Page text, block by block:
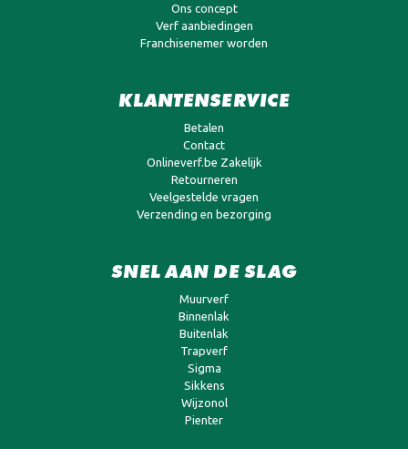
Ons concept
Verf aanbiedingen
Franchisenemer worden
KLANTENSERVICE
Betalen
Contact
Onlineverf.be Zakelijk
Retourneren
Veelgestelde vragen
Verzending en bezorging
SNEL AAN DE SLAG
Muurverf
Binnenlak
Buitenlak
Trapverf
Sigma
Sikkens
Wijzonol
Pienter